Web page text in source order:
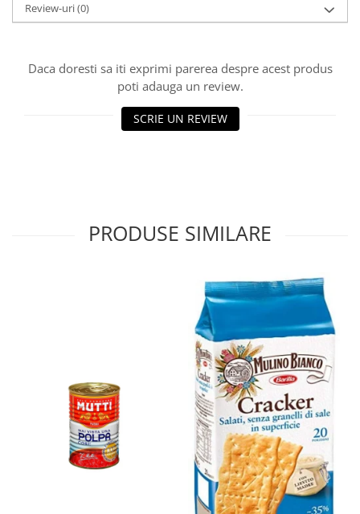
Review-uri(0)
Daca doresti sa iti exprimi parerea despre acest produs
poti adauga un review.
SCRIE UN REVIEW
PRODUSE SIMILARE